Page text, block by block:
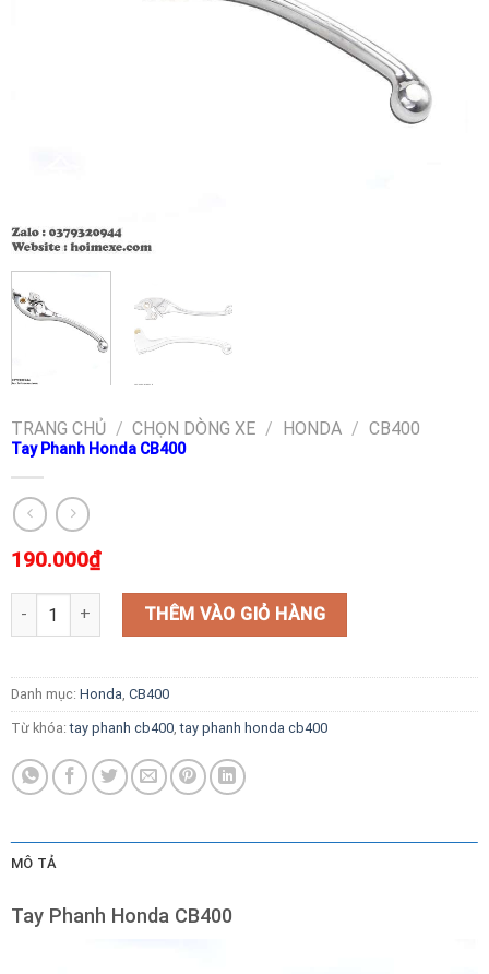
TRANG CHỦ / CHỌN DÒNG XE / HONDA / CB400
Tay Phanh Honda CB400
190.000₫
Tay Phanh Honda CB400 số lượng
THÊM VÀO GIỎ HÀNG
Danh mục: Honda CB400
Từ khóa:tay phanh cb400,tay phanh honda cb400
MÔ TẢ
Tay Phanh Honda CB400